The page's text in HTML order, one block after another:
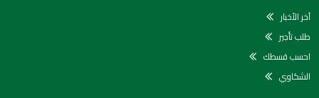
آخر الأخبار
طلب تأجير
احسب قسطك
الشكاوي